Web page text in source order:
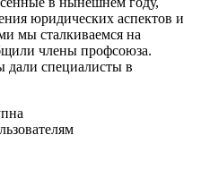
юридических аспектов и
мы сталкиваемся на
члены профсоюза.
дали специалисты в